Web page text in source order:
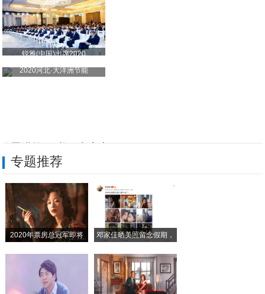
锐雅(中国)出席2020
2020河北·大洋洲节能
赛场逐梦展风采 颁奖励行启新程
资金周转不开？中邮消费金融邮你贷在线申请
经开区交警走进开发区中学开展交通安全宣讲
第六届中国菌草微生态创新论坛在京盛大召开
专题推荐
2020年票房总冠军即将
邓家佳晒美照留念假期，